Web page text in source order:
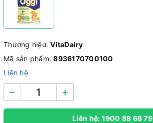
Thương hiệu:VitaDairy
Mã sản phẩm:8936170700100
Liên hệ
– +
Liên hệ: 1900 88 68 79